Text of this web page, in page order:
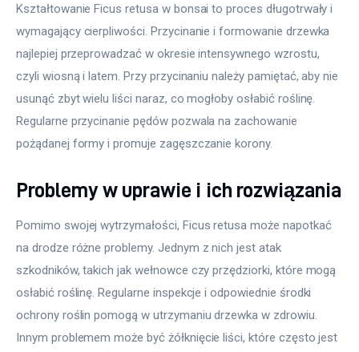
Kształtowanie Ficus retusa w bonsai to proces długotrwały i
wymagający cierpliwości. Przycinanie i formowanie drzewka
najlepiej przeprowadzać w okresie intensywnego wzrostu,
czyli wiosną i latem. Przy przycinaniu należy pamiętać, aby nie
usunąć zbyt wielu liści naraz, co mogłoby osłabić roślinę.
Regularne przycinanie pędów pozwala na zachowanie
pożądanej formy i promuje zagęszczanie korony.
Problemy w uprawie i ich rozwiązania
Pomimo swojej wytrzymałości, Ficus retusa może napotkać
na drodze różne problemy. Jednym z nich jest atak
szkodników, takich jak wełnowce czy przędziorki, które mogą
osłabić roślinę. Regularne inspekcje i odpowiednie środki
ochrony roślin pomogą w utrzymaniu drzewka w zdrowiu.
Innym problemem może być żółknięcie liści, które często jest